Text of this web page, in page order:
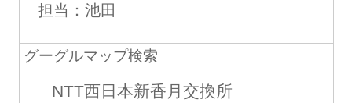
担当：池田
グーグルマップ検索
NTT西日本新香月交換所